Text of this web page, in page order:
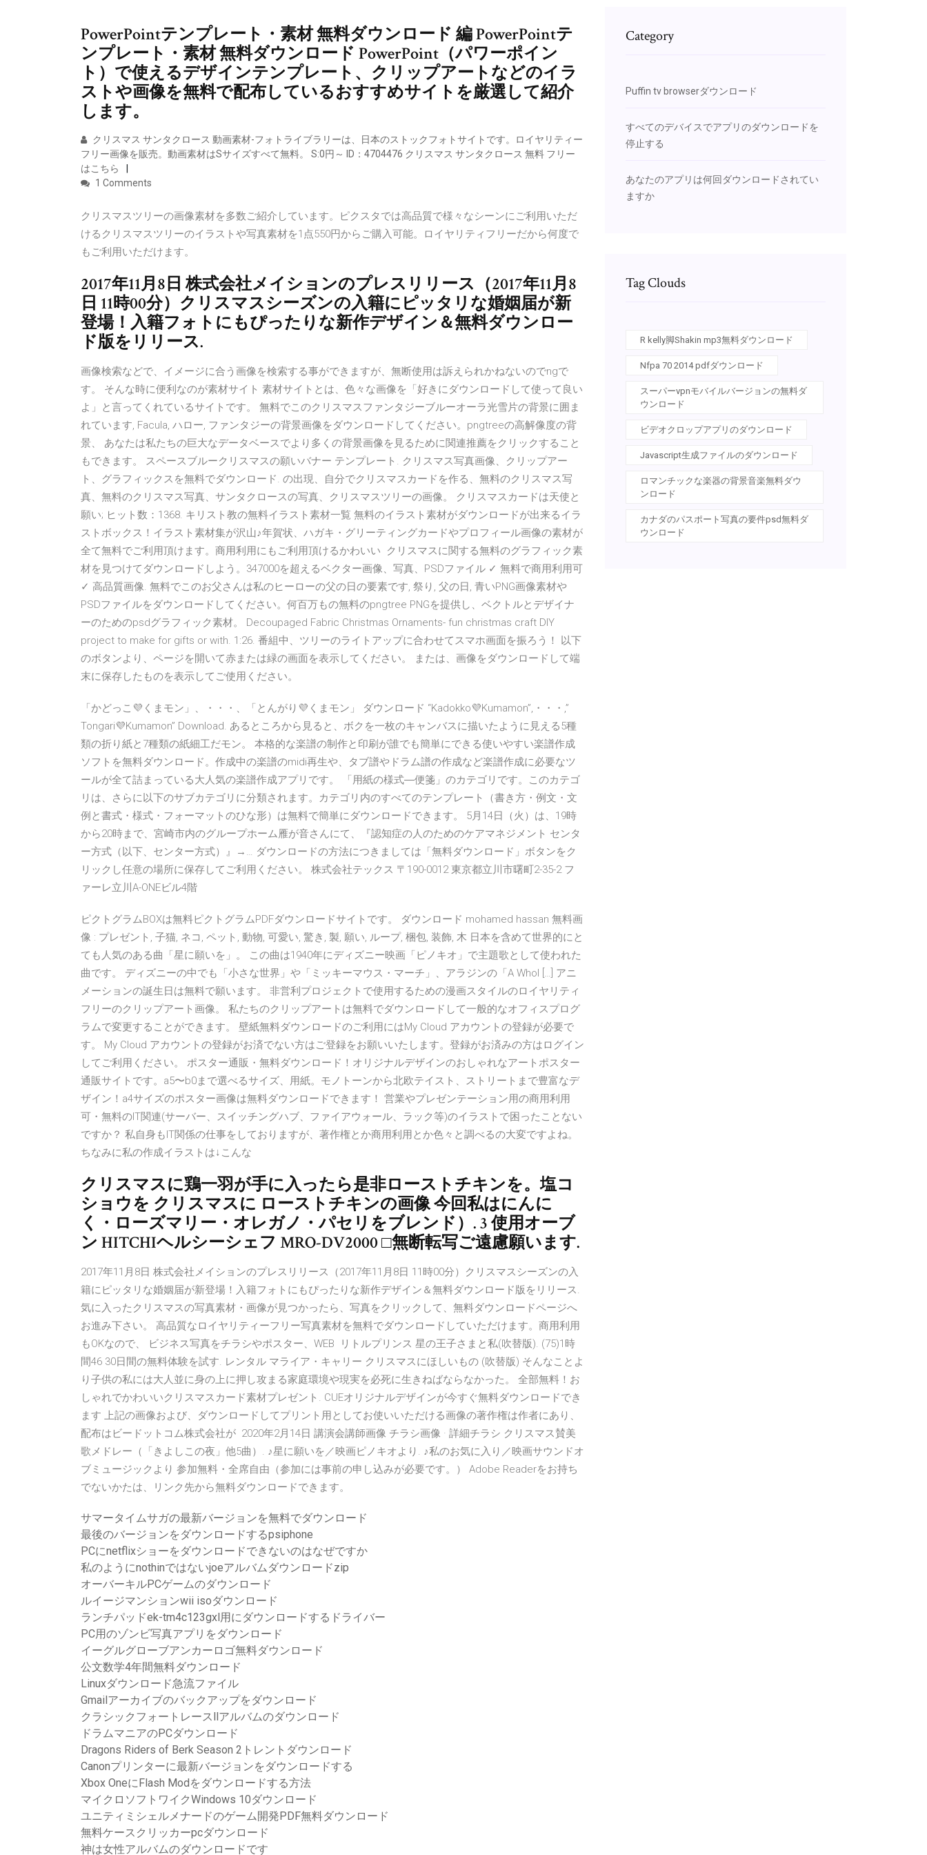
PowerPointテンプレート・素材 無料ダウンロード 編 PowerPointテ
ンプレート・素材 無料ダウンロード PowerPoint（パワーポイン
ト）で使えるデザインテンプレート、クリップアートなどのイラ
ストや画像を無料で配布しているおすすめサイトを厳選して紹介
します。
クリスマス サンタクロース 動画素材-フォトライブラリーは、日本のストックフォトサイトです。ロイヤリティー
フリー画像を販売。動画素材はSサイズすべて無料。 S:0円～ ID：4704476 クリスマス サンタクロース 無料 フリー
はこちら
1 Comments
クリスマスツリーの画像素材を多数ご紹介しています。ピクスタでは高品質で様々なシーンにご利用いただ
けるクリスマスツリーのイラストや写真素材を1点550円からご購入可能。ロイヤリティフリーだから何度で
もご利用いただけます。
2017年11月8日 株式会社メイションのプレスリリース（2017年11月8
日 11時00分）クリスマスシーズンの入籍にピッタリな婚姻届が新
登場！入籍フォトにもぴったりな新作デザイン＆無料ダウンロー
ド版をリリース.
画像検索などで、イメージに合う画像を検索する事ができますが、無断使用は訴えられかねないのでngで
す。 そんな時に便利なのが素材サイト 素材サイトとは、色々な画像を「好きにダウンロードして使って良い
よ」と言ってくれているサイトです。 無料でこのクリスマスファンタジーブルーオーラ光雪片の背景に囲ま
れています, Facula, ハロー, ファンタジーの背景画像をダウンロードしてください。pngtreeの高解像度の背
景、 あなたは私たちの巨大なデータベースでより多くの背景画像を見るために関連推薦をクリックすること
もできます。 スペースブルークリスマスの願いバナー テンプレート. クリスマス写真画像、クリップアー
ト、グラフィックスを無料でダウンロード. の出現、自分でクリスマスカードを作る、無料のクリスマス写
真、無料のクリスマス写真、サンタクロースの写真、クリスマスツリーの画像。 クリスマスカードは天使と
願い; ヒット数：1368. キリスト教の無料イラスト素材一覧 無料のイラスト素材がダウンロードが出来るイラ
ストボックス！イラスト素材集が沢山♪年賀状、ハガキ・グリーティングカードやプロフィール画像の素材が
全て無料でご利用頂けます。商用利用にもご利用頂けるかわいい クリスマスに関する無料のグラフィック素
材を見つけてダウンロードしよう。347000を超えるベクター画像、写真、PSDファイル ✓ 無料で商用利用可
✓ 高品質画像. 無料でこのお父さんは私のヒーローの父の日の要素です, 祭り, 父の日, 青いPNG画像素材や
PSDファイルをダウンロードしてください。何百万もの無料のpngtree PNGを提供し、ベクトルとデザイナ
ーのためのpsdグラフィック素材。 Decoupaged Fabric Christmas Ornaments- fun christmas craft DIY
project to make for gifts or with. 1:26. 番組中、ツリーのライトアップに合わせてスマホ画面を振ろう！ 以下
のボタンより、ページを開いて赤または緑の画面を表示してください。 または、画像をダウンロードして端
末に保存したものを表示してご使用ください。
「かどっこ💜くまモン」、・・・、「とんがり💜くまモン」 ダウンロード “Kadokko💜Kumamon”,・・・,”
Tongari💜Kumamon” Download. あるところから見ると、ボクを一枚のキャンバスに描いたように見える5種
類の折り紙と7種類の紙細工だモン。 本格的な楽譜の制作と印刷が誰でも簡単にできる使いやすい楽譜作成
ソフトを無料ダウンロード。作成中の楽譜のmidi再生や、タブ譜やドラム譜の作成など楽譜作成に必要なツ
ールが全て詰まっている大人気の楽譜作成アプリです。 「用紙の様式―便箋」のカテゴリです。このカテゴ
リは、さらに以下のサブカテゴリに分類されます。カテゴリ内のすべてのテンプレート（書き方・例文・文
例と書式・様式・フォーマットのひな形）は無料で簡単にダウンロードできます。 5月14日（火）は、19時
から20時まで、宮崎市内のグループホーム雁が音さんにて、『認知症の人のためのケアマネジメント センタ
ー方式（以下、センター方式）』→… ダウンロードの方法につきましては「無料ダウンロード」ボタンをク
リックし任意の場所に保存してご利用ください。 株式会社テックス 〒190-0012 東京都立川市曙町2-35-2 フ
ァーレ立川A-ONEビル4階
ピクトグラムBOXは無料ピクトグラムPDFダウンロードサイトです。 ダウンロード mohamed hassan 無料画
像 : プレゼント, 子猫, ネコ, ペット, 動物, 可愛い, 驚き, 製, 願い, ループ, 梱包, 装飾, 木 日本を含めて世界的にと
ても人気のある曲「星に願いを」。 この曲は1940年にディズニー映画「ピノキオ」で主題歌として使われた
曲です。 ディズニーの中でも「小さな世界」や「ミッキーマウス・マーチ」、アラジンの「A Whol […] アニ
メーションの誕生日は無料で願います。 非営利プロジェクトで使用するための漫画スタイルのロイヤリティ
フリーのクリップアート画像。 私たちのクリップアートは無料でダウンロードして一般的なオフィスプログ
ラムで変更することができます。 壁紙無料ダウンロードのご利用にはMy Cloud アカウントの登録が必要で
す。 My Cloud アカウントの登録がお済でない方はご登録をお願いいたします。登録がお済みの方はログイン
してご利用ください。 ポスター通販・無料ダウンロード！オリジナルデザインのおしゃれなアートポスター
通販サイトです。a5〜b0まで選べるサイズ、用紙。モノトーンから北欧テイスト、ストリートまで豊富なデ
ザイン！a4サイズのポスター画像は無料ダウンロードできます！ 営業やプレゼンテーション用の商用利用
可・無料のIT関連(サーバー、スイッチングハブ、ファイアウォール、ラック等)のイラストで困ったことない
ですか？ 私自身もIT関係の仕事をしておりますが、著作権とか商用利用とか色々と調べるの大変ですよね。
ちなみに私の作成イラストは↓こんな
クリスマスに鶏一羽が手に入ったら是非ローストチキンを。塩コ
ショウを クリスマスに ローストチキンの画像 今回私はにんに
く・ローズマリー・オレガノ・パセリをブレンド）. 3 使用オーブ
ン HITCHIヘルシーシェフ MRO-DV2000 □無断転写ご遠慮願います.
2017年11月8日 株式会社メイションのプレスリリース（2017年11月8日 11時00分）クリスマスシーズンの入
籍にピッタリな婚姻届が新登場！入籍フォトにもぴったりな新作デザイン＆無料ダウンロード版をリリース.
気に入ったクリスマスの写真素材・画像が見つかったら、写真をクリックして、無料ダウンロードページへ
お進み下さい。 高品質なロイヤリティーフリー写真素材を無料でダウンロードしていただけます。商用利用
もOKなので、 ビジネス写真をチラシやポスター、WEB リトルプリンス 星の王子さまと私(吹替版). (75)1時
間46 30日間の無料体験を試す. レンタル マライア・キャリー クリスマスにほしいもの (吹替版) そんなことよ
り子供の私には大人並に身の上に押し攻まる家庭環境や現実を必死に生きねばならなかった。 全部無料！お
しゃれでかわいいクリスマスカード素材プレゼント. CUEオリジナルデザインが今すぐ無料ダウンロードでき
ます 上記の画像および、ダウンロードしてプリント用としてお使いいただける画像の著作権は作者にあり、
配布はビードットコム株式会社が 2020年2月14日 講演会講師画像 チラシ画像 · 詳細チラシ クリスマス賛美
歌メドレー（「きよしこの夜」他5曲）. ♪星に願いを／映画ピノキオより. ♪私のお気に入り／映画サウンドオ
ブミュージックより 参加無料・全席自由（参加には事前の申し込みが必要です。） Adobe Readerをお持ち
でないかたは、リンク先から無料ダウンロードできます。
サマータイムサガの最新バージョンを無料でダウンロード
最後のバージョンをダウンロードするpsiphone
PCにnetflixショーをダウンロードできないのはなぜですか
私のようにnothinではないjoeアルバムダウンロードzip
オーバーキルPCゲームのダウンロード
ルイージマンションwii isoダウンロード
ランチパッドek-tm4c123gxl用にダウンロードするドライバー
PC用のゾンビ写真アプリをダウンロード
イーグルグローブアンカーロゴ無料ダウンロード
公文数学4年間無料ダウンロード
Linuxダウンロード急流ファイル
Gmailアーカイブのバックアップをダウンロード
クラシックフォートレースllアルバムのダウンロード
ドラムマニアのPCダウンロード
Dragons Riders of Berk Season 2トレントダウンロード
Canonプリンターに最新バージョンをダウンロードする
Xbox OneにFlash Modをダウンロードする方法
マイクロソフトワイクWindows 10ダウンロード
ユニティミシェルメナードのゲーム開発PDF無料ダウンロード
無料ケースクリッカーpcダウンロード
神は女性アルバムのダウンロードです
Category
Puffin tv browserダウンロード
すべてのデバイスでアプリのダウンロードを
停止する
あなたのアプリは何回ダウンロードされてい
ますか
Tag Clouds
R kelly脚Shakin mp3無料ダウンロード
Nfpa 70 2014 pdfダウンロード
スーパーvpnモバイルバージョンの無料ダ
ウンロード
ビデオクロップアプリのダウンロード
Javascript生成ファイルのダウンロード
ロマンチックな楽器の背景音楽無料ダウ
ンロード
カナダのパスポート写真の要件psd無料ダ
ウンロード